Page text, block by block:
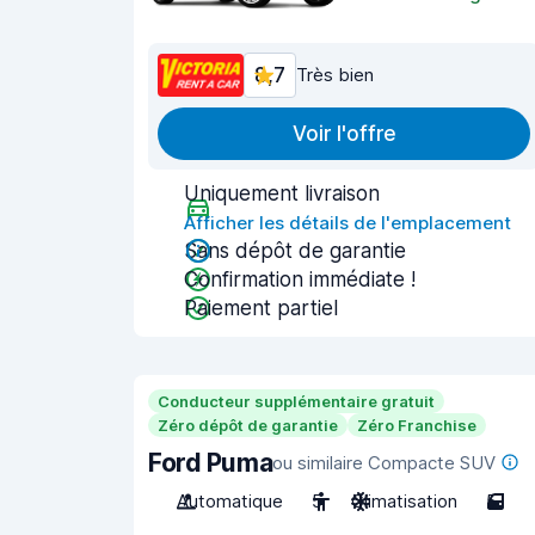
8,7 Très bien
Voir l'offre
Uniquement livraison
Afficher les détails de l'emplacement
Sans dépôt de garantie
Confirmation immédiate !
Paiement partiel
Conducteur supplémentaire gratuit
Zéro dépôt de garantie
Zéro Franchise
Ford Pumaou similaire Compacte SUV
Automatique
5 Climatisation 5